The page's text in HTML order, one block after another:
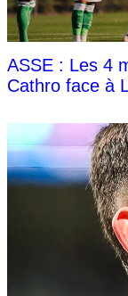
ASSE : Les 4
Cathro face à